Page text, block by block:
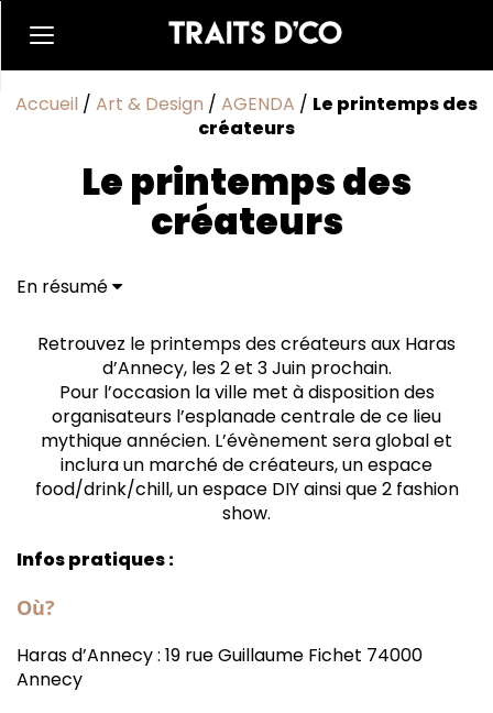
Accueil / Art & Design / AGENDA / Le printemps des
créateurs
Le printemps des
créateurs
En résumé
Retrouvez le printemps des créateurs aux Haras
d’Annecy, les 2 et 3 Juin prochain.
Pour l’occasion la ville met à disposition des
organisateurs l’esplanade centrale de ce lieu
mythique annécien. L’évènement sera global et
inclura un marché de créateurs, un espace
food/drink/chill, un espace DIY ainsi que 2 fashion
show.
Infos pratiques :
Où?
Haras d’Annecy : 19 rue Guillaume Fichet 74000
Annecy